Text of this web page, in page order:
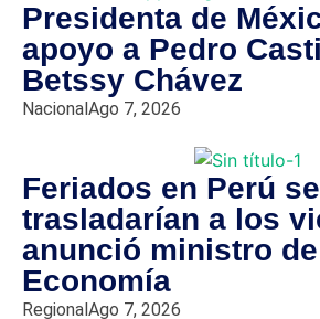
Presidenta de
apoyo a Pedro
Betssy Chávez
NacionalAgo 7, 2026
Feriados en Perú se
trasladarían a los
anunció ministro de
Economía
RegionalAgo 7, 2026